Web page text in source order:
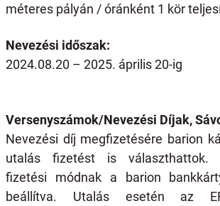
méteres pályán / óránként 1 kör
Nevezési időszak:
2024.08.20 – 2025. április 20-ig
Versenyszámok/Nevezési Díjak,
Nevezési díj megfizetésére barion
utalás fizetést is választhattok.
fizetési módnak a barion
beállítva. Utalás esetén az